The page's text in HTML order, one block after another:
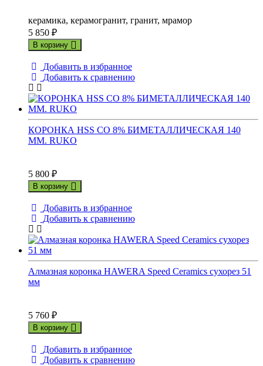
керамика, керамогранит, гранит, мрамор
5 850 ₽
В корзину
Добавить в избранное
Добавить к сравнению
КОРОНКА HSS CO 8% БИМЕТАЛЛИЧЕСКАЯ 140
ММ. RUKO
5 800 ₽
В корзину
Добавить в избранное
Добавить к сравнению
Алмазная коронка HAWERA Speed Ceramics сухорез 51
мм
5 760 ₽
В корзину
Добавить в избранное
Добавить к сравнению